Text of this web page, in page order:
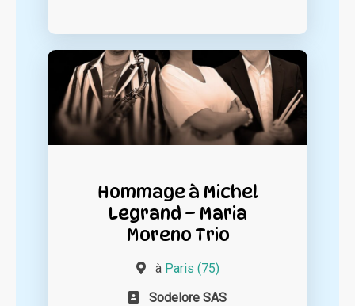
Hommage à Michel
Legrand – Maria
Moreno Trio
à Paris (75)
Sodelore SAS